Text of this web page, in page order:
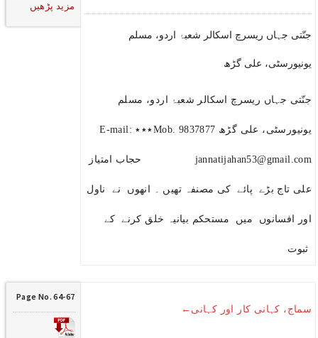
جنّتی جہاں ریسرچ اسکالر شعبۂ اردو، مسلم
یونیورسٹی، علی گڑھ
جنّتی جہاں ریسرچ اسکالر شعبۂ اردو، مسلم
یونیورسٹی، علی گڑھ Mob. 9837877٭٭٭ E-mail:
jannatijahan53@gmail.com حجاب امتیاز
علی تاج بڑے پائے کی مصنفہ تھیں ۔ انھوں نے ناول
اور افسانوں میں مستحکم بیانیہ خلق کرنے کے
ثبوت
مزید پڑھیں
سماج، کہانی کار اور کہانی←
Page No. 64-67